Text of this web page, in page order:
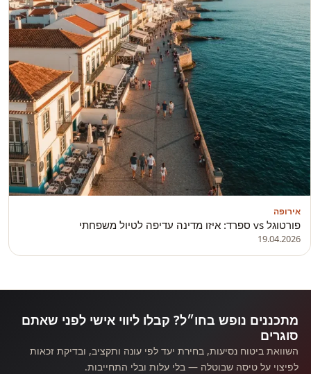
אירופה
פורטוגל vs ספרד: איזו מדינה עדיפה לטיול משפחתי
19.04.2026
מתכננים נופש בחו״ל? קבלו ליווי אישי לפני שאתם
סוגרים
השוואת ביטוח נסיעות, בחירת יעד לפי עונה ותקציב, ובדיקת זכאות
לפיצוי על טיסה שבוטלה — בלי עלות ובלי התחייבות.